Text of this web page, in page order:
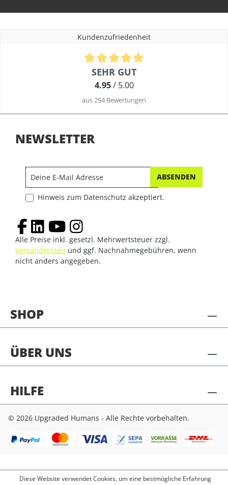
Kundenzufriedenheit
Durchschnittliche Bewertung von 4.9 von 5 Sternen
SEHR GUT
4.95/ 5.00
aus 254 Bewertungen
SHOP
ÜBER UNS
HILFE
NEWSLETTER
ABSENDEN
Hinweis zum Datenschutz akzeptiert.
Alle Preise inkl. gesetzl. Mehrwertsteuer zzgl.
Versandkosten und ggf. Nachnahmegebühren, wenn
nicht anders angegeben.
© 2026 Upgraded Humans - Alle Rechte vorbehalten.
Diese Website verwendet Cookies, um eine bestmögliche Erfahrung